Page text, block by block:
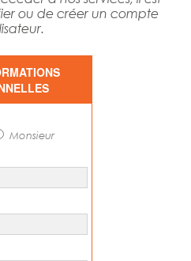
ou de créer un compte
Monsieur